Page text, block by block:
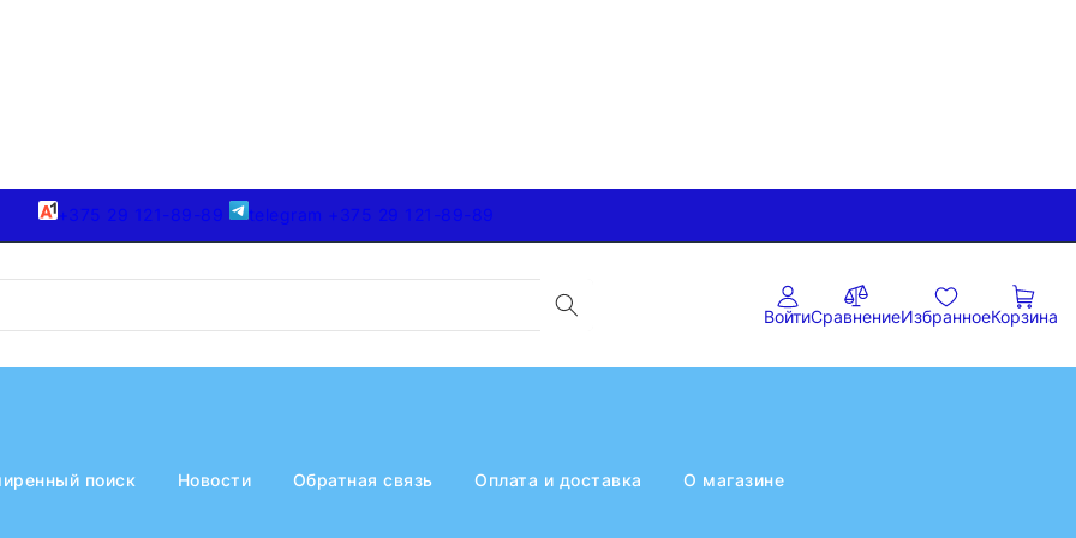
+375 29 121-89-89 telegram +375 29 121-89-89
ВойтиСравнениеИзбранноеКорзина
поиск Новости Обратная связь Оплата и доставка О магазине